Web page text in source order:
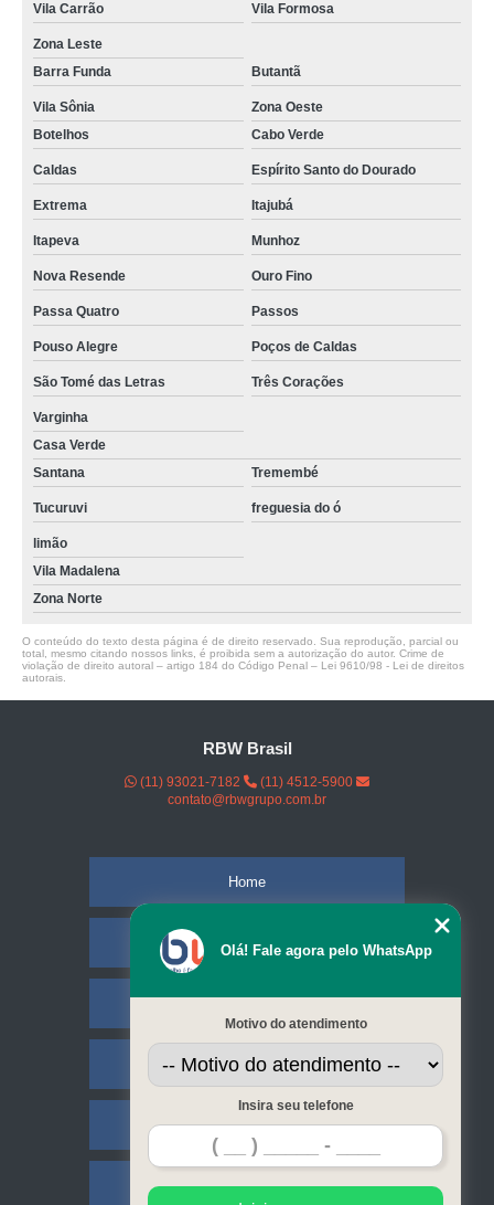
Vila Carrão Vila Formosa
Zona Leste
Barra Funda
Butantã
Vila Sônia
Zona Oeste
Botelhos
Cabo Verde
Caldas Espírito Santo do Dourado
Extrema Itajubá
Itapeva Munhoz
Nova Resende Ouro Fino
Passa Quatro Passos
Pouso Alegre Poços de Caldas
São Tomé das Letras Três Corações
Varginha
Casa Verde
Santana
Tremembé
Tucuruvi freguesia do ó
limão
Vila Madalena
Zona Norte
O conteúdo do texto desta página é de direito reservado. Sua reprodução, parcial ou
total, mesmo citando nossos links, é proibida sem a autorização do autor. Crime de
violação de direito autoral – artigo 184 do Código Penal – Lei 9610/98 - Lei de direitos
autorais
RBW Brasil
(11) 93021-7182
(11) 4512-5900
contato@rbwgrupo.com.br
Home
Empresa
Serviços
Contato
Mapa do site
Olá! Fale agora pelo WhatsApp
Motivo do atendimento
Insira seu telefone